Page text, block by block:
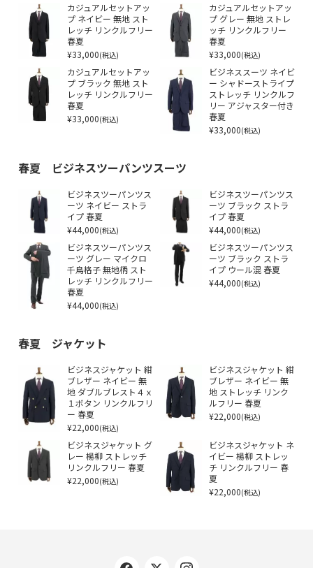
カジュアルセットアッ
プ ネイビー 無地 スト
レッチ リンクルフリー
春夏
¥33,000(税込)
カジュアルセットアッ
プ グレー 無地 ストレ
ッチ リンクルフリー
春夏
¥33,000(税込)
カジュアルセットアッ
プ ブラック 無地 スト
レッチ リンクルフリー
春夏
¥33,000(税込)
ビジネススーツ ネイビ
ー シャドーストライプ
ストレッチ リンクルフ
リー アジャスター付き
春夏
¥33,000(税込)
春夏 ビジネスツーパンツスーツ
ビジネスツーパンツス
ーツ ネイビー ストラ
イプ 春夏
¥44,000(税込)
ビジネスツーパンツス
ーツ ブラック ストラ
イプ 春夏
¥44,000(税込)
ビジネスツーパンツス
ーツ グレー マイクロ
千鳥格子 無地柄 スト
レッチ リンクルフリー
春夏
¥44,000(税込)
ビジネスツーパンツス
ーツ ブラック ストラ
イプ ウール混 春夏
¥44,000(税込)
春夏 ジャケット
ビジネスジャケット 紺
ブレザー ネイビー 無
地 ダブルブレスト４ｘ
１ボタン リンクルフリ
ー 春夏
¥22,000(税込)
ビジネスジャケット 紺
ブレザー ネイビー 無
地 ストレッチ リンク
ルフリー 春夏
¥22,000(税込)
ビジネスジャケット グ
レー 楊柳 ストレッチ
リンクルフリー 春夏
¥22,000(税込)
ビジネスジャケット ネ
イビー 楊柳 ストレッ
チ リンクルフリー 春
夏
¥22,000(税込)